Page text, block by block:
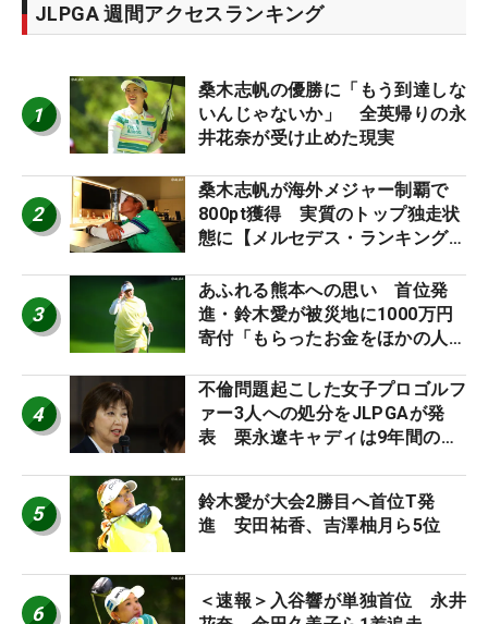
JLPGA 週間アクセスランキング
1
桑木志帆の優勝に「もう到達しな
いんじゃないか」 全英帰りの永
井花奈が受け止めた現実
2
桑木志帆が海外メジャー制覇で
800pt獲得 実質のトップ独走状
態に【メルセデス・ランキング番
3
あふれる熊本への思い 首位発
進・鈴木愛が被災地に1000万円
寄付「もらったお金をほかの人
4
不倫問題起こした女子プロゴルフ
ァー3人への処分をJLPGAが発
表 栗永遼キャディは9年間の立
5
鈴木愛が大会2勝目へ首位T発
進 安田祐香、吉澤柚月ら5位
6
＜速報＞入谷響が単独首位 永井